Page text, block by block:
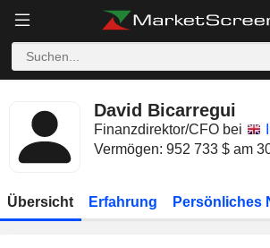
David Bicarregui
Finanzdirektor/CFO bei
Vermögen: 952 733 $ am
Übersicht Erfahrung Persönliches